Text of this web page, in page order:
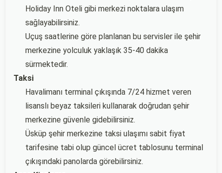
Holiday Inn Oteli gibi merkezi noktalara ulaşım
sağlayabilirsiniz.
Uçuş saatlerine göre planlanan bu servisler ile şehir
merkezine yolculuk yaklaşık 35-40 dakika
sürmektedir.
Taksi
Havalimanı terminal çıkışında 7/24 hizmet veren
lisanslı beyaz taksileri kullanarak doğrudan şehir
merkezine güvenle gidebilirsiniz.
Üsküp şehir merkezine taksi ulaşımı sabit fiyat
tarifesine tabi olup güncel ücret tablosunu terminal
çıkışındaki panolarda görebilirsiniz.